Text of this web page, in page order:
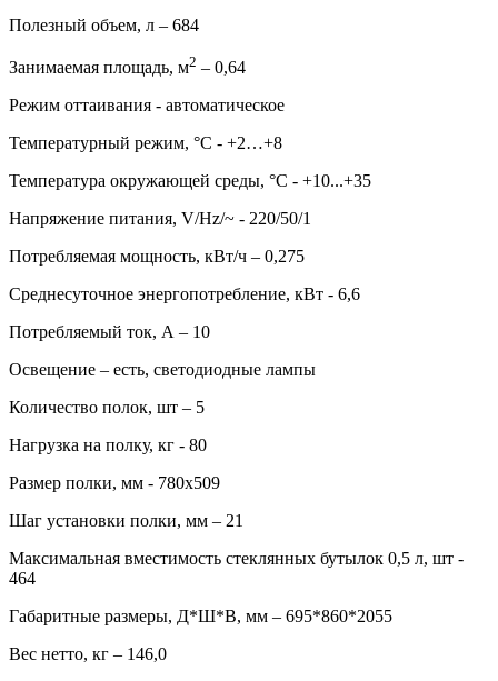
Полезный объем, л – 684
Занимаемая площадь, м2 – 0,64
Режим оттаивания - автоматическое
Температурный режим, °C - +2…+8
Температура окружающей среды, °С - +10...+35
Напряжение питания, V/Hz/~ - 220/50/1
Потребляемая мощность, кВт/ч – 0,275
Среднесуточное энергопотребление, кВт - 6,6
Потребляемый ток, А – 10
Освещение – есть, светодиодные лампы
Количество полок, шт – 5
Нагрузка на полку, кг - 80
Размер полки, мм - 780x509
Шаг установки полки, мм – 21
Максимальная вместимость стеклянных бутылок 0,5 л, шт -
464
Габаритные размеры, Д*Ш*В, мм – 695*860*2055
Вес нетто, кг – 146,0